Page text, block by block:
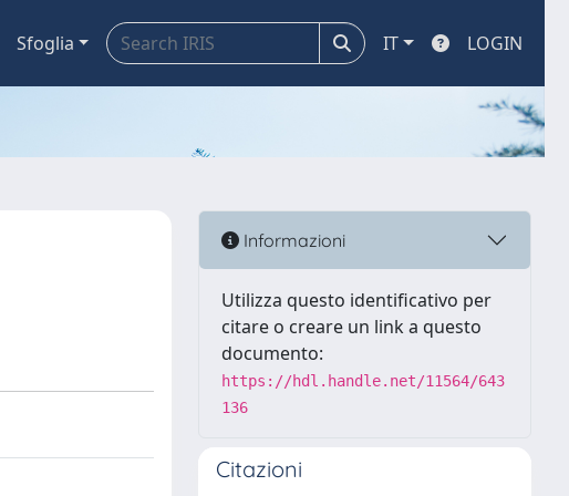
Sfoglia IT LOGIN
Informazioni
Utilizza questo identificativo per
citare o creare un link a questo
documento:
https://hdl.handle.net/11564/643
136
Citazioni